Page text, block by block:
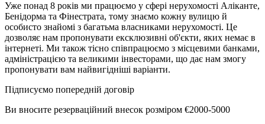
Уже понад 8 років ми працюємо у сфері нерухомості Аліканте,
Бенідорма та Фінестрата, тому знаємо кожну вулицю й
особисто знайомі з багатьма власниками нерухомості. Це
дозволяє нам пропонувати ексклюзивні об'єкти, яких немає в
інтернеті. Ми також тісно співпрацюємо з місцевими банками,
адміністрацією та великими інвесторами, що дає нам змогу
пропонувати вам найвигідніші варіанти.
Підписуємо попередній договір
Ви вносите резерваційний внесок розміром €2000-5000